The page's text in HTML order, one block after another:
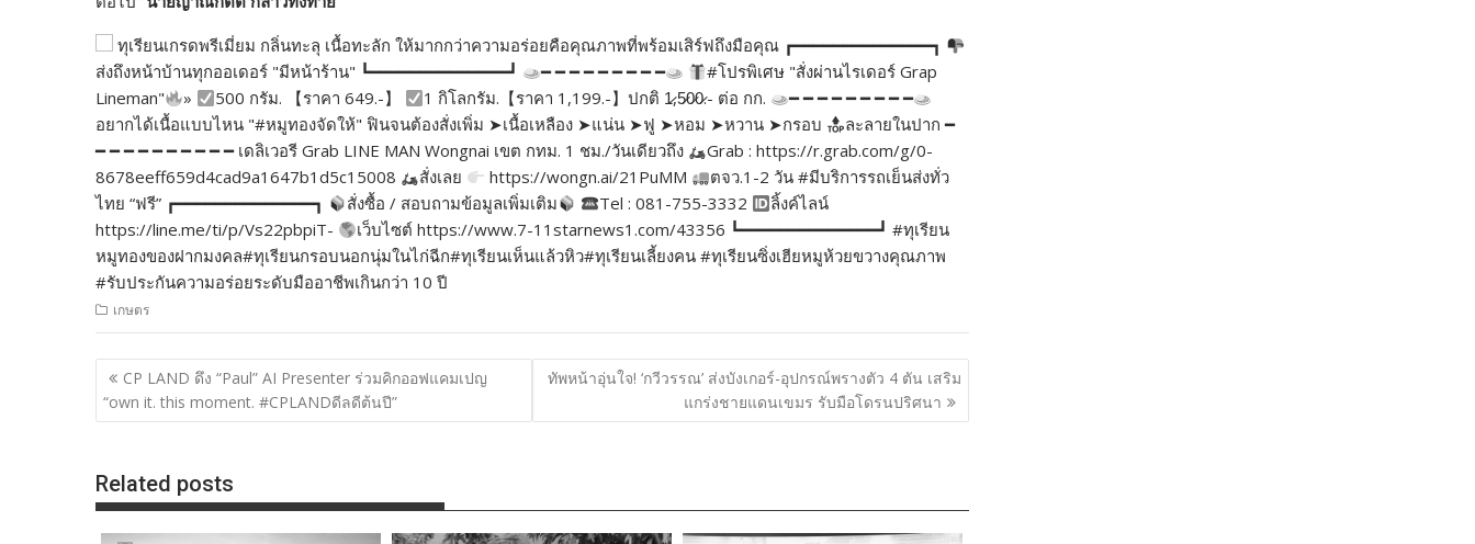
ทุเรียนเกรดพรีเมี่ยม กลิ่นทะลุ เนื้อทะลัก ให้มากกว่าความอร่อยคือคุณภาพที่พร้อมเสิร์ฟถึงมือคุณ ┏━━━━━━━━━━━━━━┓
ส่งถึงหน้าบ้านทุกออเดอร์ "มีหน้าร้าน" ┗━━━━━━━━━━━━━━┛
━ ━ ━ ━ ━ ━ ━ ━ ━
#โปรพิเศษ "สั่งผ่านไรเดอร์ Grap
Lineman"
» 500 กรัม. 【ราคา 649.-】 1 กิโลกรัม.【ราคา 1,199.-】ปกติ 1̷,5̷0̷0̷.- ต่อ กก.
━ ━ ━ ━ ━ ━ ━ ━ ━
อยากได้เนื้อแบบไหน "#หมูทองจัดให้" ฟินจนต้องสั่งเพิ่ม ➤เนื้อเหลือง ➤แน่น ➤ฟู ➤หอม ➤หวาน ➤กรอบ
ละลายในปาก ━
━ ━ ━ ━ ━ ━ ━ ━ ━ ━ เดลิเวอรี Grab LINE MAN Wongnai เขต กทม. 1 ชม./วันเดียวถึง
Grab : https://r.grab.com/g/0-
8678eeff659d4cad9a1647b1d5c15008
สั่งเลย https://wongn.ai/21PuMM
ตจว.1-2 วัน #มีบริการรถเย็นส่งทั่ว
ไทย “ฟรี” ┏━━━━━━━━━━━━━━┓
สั่งซื้อ / สอบถามข้อมูลเพิ่มเติม Tel : 081-755-3332
ลิ้งค์ไลน์
https://line.me/ti/p/Vs22pbpiT-
เว็บไซต์ https://www.7-11starnews1.com/43356 ┗━━━━━━━━━━━━━━┛ #ทุเรียน
หมูทองของฝากมงคล#ทุเรียนกรอบนอกนุ่มในไก่ฉีก#ทุเรียนเห็นแล้วหิว#ทุเรียนเลี้ยงคน #ทุเรียนซิ่งเฮียหมูห้วยขวางคุณภาพ
#รับประกันความอร่อยระดับมืออาชีพเกินกว่า 10 ปี
เกษตร
แนะแนว
เรื่อง
CP LAND ดึง “Paul” AI Presenter ร่วมคิกออฟแคมเปญ
“own it. this moment. #CPLANDดีลดีต้นปี”
ทัพหน้าอุ่นใจ! ‘กวีวรรณ’ ส่งบังเกอร์-อุปกรณ์พรางตัว 4 ตัน เสริม
แกร่งชายแดนเขมร รับมือโดรนปริศนา
Related posts